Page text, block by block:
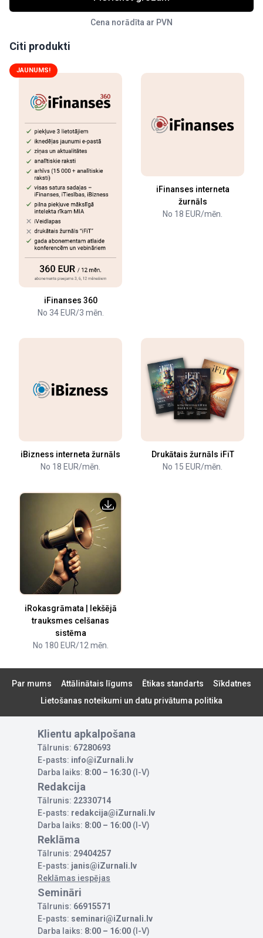
Cena norādīta ar PVN
Citi produkti
JAUNUMS!
iFinanses 360
No 34 EUR/3 mēn.
iFinanses interneta
žurnāls
No 18 EUR/mēn.
iBizness interneta žurnāls
No 18 EUR/mēn.
Drukātais žurnāls iFiT
No 15 EUR/mēn.
iRokasgrāmata | Iekšējā
trauksmes celšanas
sistēma
No 180 EUR/12 mēn.
Par mums Attālinātais līgums Ētikas standarts
Sīkdatnes
Lietošanas noteikumi un datu privātuma politika
Klientu apkalpošana
Tālrunis: 67280693
E-pasts: info@iZurnali.lv
Darba laiks: 8:00 – 16:30 (I-V)
Redakcija
Tālrunis: 22330714
E-pasts: redakcija@iZurnali.lv
Darba laiks: 8:00 – 16:00 (I-V)
Reklāma
Tālrunis: 29404257
E-pasts: janis@iZurnali.lv
Reklāmas iespējas
Semināri
Tālrunis: 66915571
E-pasts: seminari@iZurnali.lv
Darba laiks: 8:00 – 16:00 (I-V)